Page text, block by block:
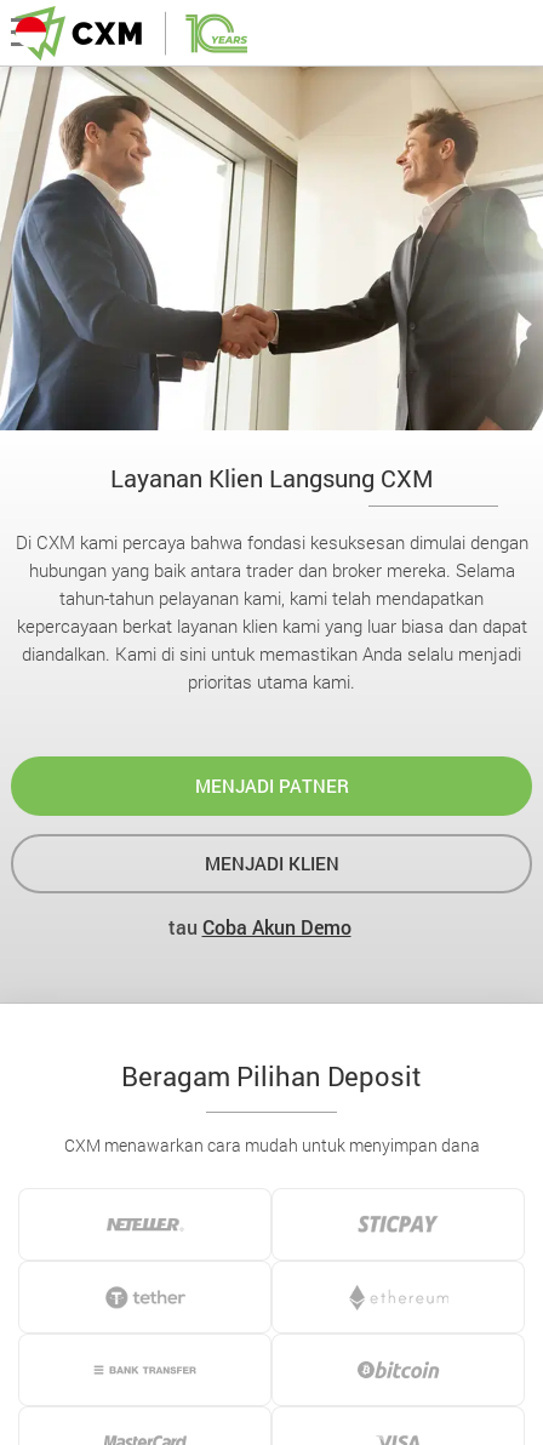
Layanan Klien Langsung CXM
Di CXM kami percaya bahwa fondasi kesuksesan dimulai dengan
hubungan yang baik antara trader dan broker mereka. Selama
tahun-tahun pelayanan kami, kami telah mendapatkan
kepercayaan berkat layanan klien kami yang luar biasa dan dapat
diandalkan. Kami di sini untuk memastikan Anda selalu menjadi
prioritas utama kami.
MENJADI PATNER
MENJADI KLIEN
tau Coba Akun Demo
Beragam Pilihan Deposit
CXM menawarkan cara mudah untuk menyimpan dana